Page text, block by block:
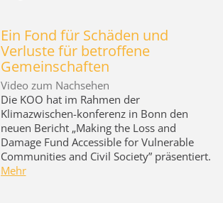
Ein Fond für Schäden und
Verluste für betroffene
Gemeinschaften
Video zum Nachsehen
Die KOO hat im Rahmen der
Klimazwischen-konferenz in Bonn den
neuen Bericht „Making the Loss and
Damage Fund Accessible for Vulnerable
Communities and Civil Society” präsentiert.
Mehr